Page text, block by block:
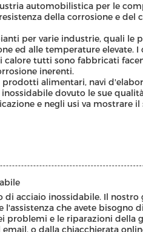
automobilistica per le
della corrosione e del
per varie industrie, quali le
ed alle temperature elevate.
calore tutti sono fabbricati
inerenti.
alimentari, navi
dovuto le sue
e negli usi va mostrare
acciaio inossidabile. Il nostro
che avete bisogno
problemi e le riparazioni della
o dalla chiacchierata